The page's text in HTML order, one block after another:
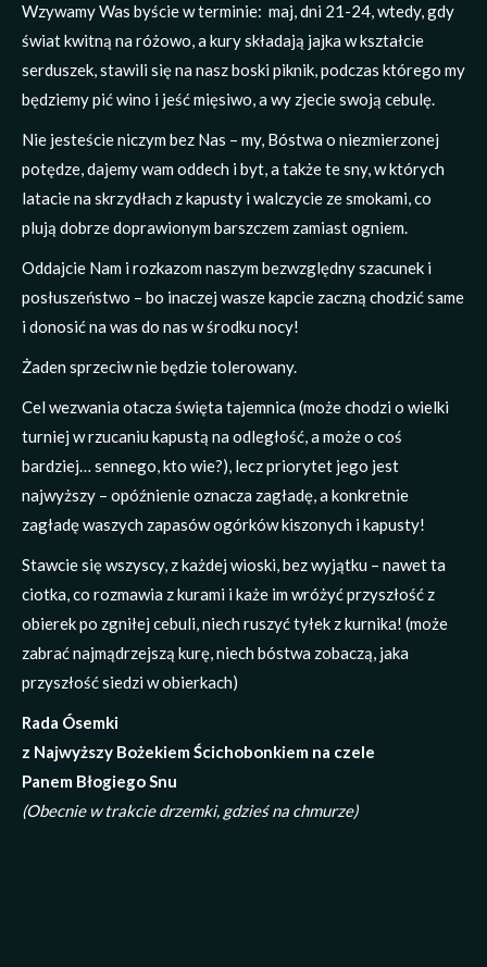
Wzywamy Was byście w terminie: maj, dni 21-24, wtedy, gdy
świat kwitną na różowo, a kury składają jajka w kształcie
serduszek, stawili się na nasz boski piknik, podczas którego my
będziemy pić wino i jeść mięsiwo, a wy zjecie swoją cebulę.
Nie jesteście niczym bez Nas – my, Bóstwa o niezmierzonej
potędze, dajemy wam oddech i byt, a także te sny, w których
latacie na skrzydłach z kapusty i walczycie ze smokami, co
plują dobrze doprawionym barszczem zamiast ogniem.
Oddajcie Nam i rozkazom naszym bezwzględny szacunek i
posłuszeństwo – bo inaczej wasze kapcie zaczną chodzić same
i donosić na was do nas w środku nocy!
Żaden sprzeciw nie będzie tolerowany.
Cel wezwania otacza święta tajemnica (może chodzi o wielki
turniej w rzucaniu kapustą na odległość, a może o coś
bardziej… sennego, kto wie?), lecz priorytet jego jest
najwyższy – opóźnienie oznacza zagładę, a konkretnie
zagładę waszych zapasów ogórków kiszonych i kapusty!
Stawcie się wszyscy, z każdej wioski, bez wyjątku – nawet ta
ciotka, co rozmawia z kurami i każe im wróżyć przyszłość z
obierek po zgniłej cebuli, niech ruszyć tyłek z kurnika! (może
zabrać najmądrzejszą kurę, niech bóstwa zobaczą, jaka
przyszłość siedzi w obierkach)
Rada Ósemki
z Najwyższy Bożekiem Ścichobonkiem na czele
Panem Błogiego Snu
(Obecnie w trakcie drzemki, gdzieś na chmurze)